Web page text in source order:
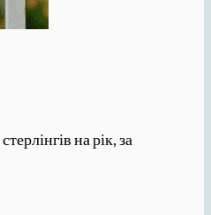
на рік, за